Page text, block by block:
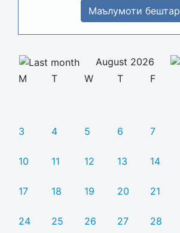
Маълумоти бештар
August 2026
M
T W T F
3 4 5 6 7
10 11 12 13 14
17 18 19 20 21
24 25 26 27 28